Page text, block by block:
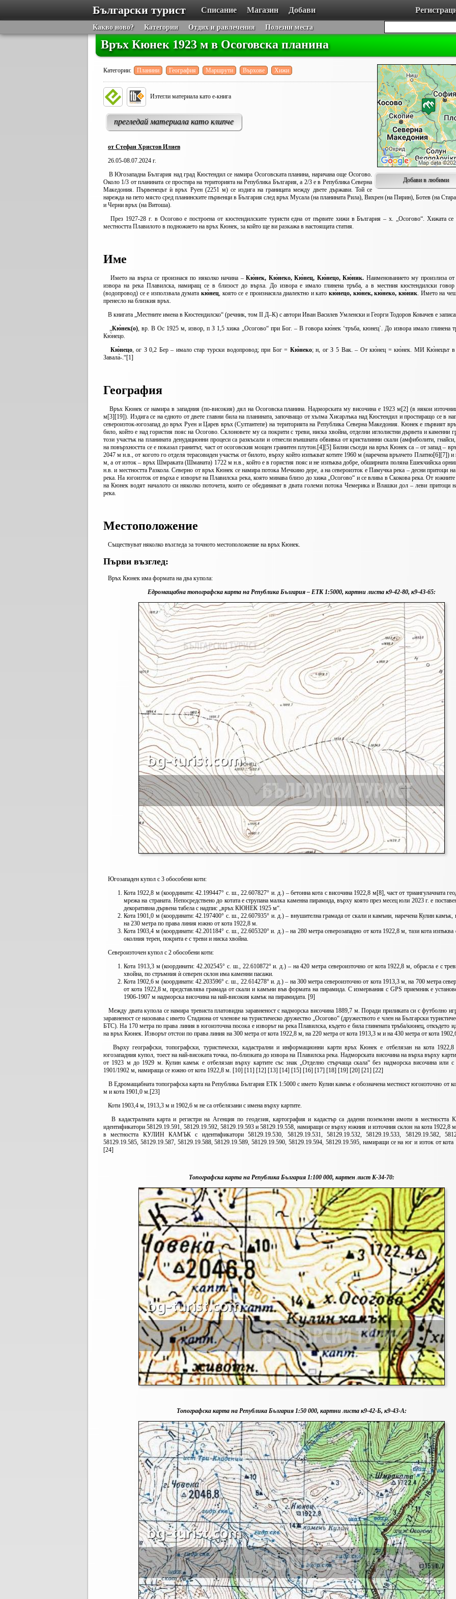
Български турист Списание Магазин Добави
Какво ново? Категории Отдих и равлечения Полезни места
Връх Кюнек 1923 м в Осоговска планина
Добави в любими
Категории: Планини География Маршрути Върхове Хижи
Изтегли материала като е-книга
прегледай материала като клипче
от Стефан Христов Илиев
26.05-08.07.2024 г.
В Югозападна България над град Кюстендил се намира Осоговската планина, наричана още Осогово.
Около 1/3 от планината се простира на територията на Република България, а 2/3 е в Република Северна
Македония. Първенецът ѝ връх Руен (2251 м) се издига на границата между двете държави. Той се
нарежда на пето място сред планинските първенци в България след връх Мусала (на планината Рила), Вихрен (на Пирин), Ботев (на
и Черни връх (на Витоша).
През 1927-28 г. в Осогово е построена от кюстендилските туристи една от първите хижи в България – х. „Осогово“. Хижата се
местността Плавилото в подножието на връх Кюнек, за който ще ви разкажа в настоящата статия.
Име
Името на върха се произнася по няколко начина – Кю̀нек, Кю̀неко, Кю̀нец, Кю̀нецо, Кю̀ник. Наименованието му произлиза
извора на река Плавилска, намиращ се в близост до върха. До извора е имало глинена тръба, а в местния кюстендилски говор
(водопровод) се е използвала думатакю̀нец, която се е произнасяла диалектно и катокю̀нецо, кю̀нек, кю̀неко, кю̀ник. Името на
пренесло на близкия връх.
В книгата „Местните имена в Кюстендилско“ (речник, том II Д–К) с автори Иван Василев Умленски и Георги Тодоров Ковачев е
„Кю̀нек(о), вр. В Ос 1925 м, извор, п З 1,5 хижа „Осогово“ при Бог. – В говора кю̀нек ‘тръба, кюнец`. До извора имало глинена
Кю̀нецо.
Кю̀нецо, ог З 0,2 Бер – имало стар турски водопровод; при Бог = Кю̀неко; н, ог З 5 Вак. – От кю̀нец = кю̀нек. МИ Кю̀нецът
Завала̀-.“[1]
География
Връх Кюнек се намира в западния (по-високия) дял на Осоговска планина. Надморската му височина е 1923 м[2] (в някои
м[3][19]). Издига се на едното от двете главни била на планината, започващо от хълма Хисарлъка над Кюстендил и простиращо се в
североизток-югозапад до връх Руен и Царев връх (Султантепе) на територията на Република Северна Македония. Кюнек е първият
било, който е над гористия пояс на Осогово. Склоновете му са покрити с треви, ниска хвойна, отделни иглолистни дървета и каменни
този участък на планината денудационни процеси са разкъсали и отнесли външната обвивка от кристалинни скали (амфиболити,
на повърхността се е показал гранитът, част от осоговския мощен гранитен плутон.[4][5] Билни съседи на връх Кюнек са – от запад –
2047 м н.в., от когото го отделя терасовиден участък от билото, върху който изпъкват котите 1960 м (наречена връхчето Платно[6][7]) и
м, а от изток – връх Шмраката (Шманата) 1722 м н.в., който е в гористия пояс и не изпъква добре, обширната поляна Ешекчийска
н.в. и местността Разкола. Северно от връх Кюнек се намира потока Мечкино дере, а на североизток е Памучка река – десни притоци на
река. На югоизток от върха е изворът на Плавилска река, която минава близо до хижа „Осогово“ и се влива в Скокова река. От южните
на Кюнек водят началото си няколко поточета, които се обединяват в двата големи потока Чемерика и Влашки дол – леви притоци
река.
Местоположение
Съществуват няколко възгледа за точното местоположение на връх Кюнек.
Първи възглед:
Връх Кюнек има формата на два купола:
Едромащабна топографска карта на Република България – ЕТК 1:5000, картни листа к9-42-80, к9-43-65:
Югозападен купол с 3 обособени коти:
Кота 1922,8 м (координати: 42.199447° с. ш., 22.607827° и. д.) – бетонна кота с височина 1922,8 м[8], част от триангулачната
мрежа на страната. Непосредствено до котата е струпана малка каменна пирамида, върху която през месец юли 2023 г. е
декоративна дървена табела с надпис „връх КЮНЕК 1925 м“.
Кота 1901,0 м (координати: 42.197400° с. ш., 22.607935° и. д.) – внушителна грамада от скали и камъни, наречена Кулин камък,
на 230 метра по права линия южно от кота 1922,8 м.
Кота 1903,4 м (координати: 42.201184° с. ш., 22.605320° и. д.) – на 280 метра северозападно от кота 1922,8 м, тази кота изпъква
околния терен, покрита е с треви и ниска хвойна.
Североизточен купол с 2 обособени коти:
Кота 1913,3 м (координати: 42.202545° с. ш., 22.610872° и. д.) – на 420 метра североизточно от кота 1922,8 м, обрасла е с
хвойна, по стръмния ѝ северен склон има каменни пасажи.
Кота 1902,6 м (координати: 42.203596° с. ш., 22.614278° и. д.) – на 300 метра североизточно от кота 1913,3 м, на 700 метра
от кота 1922,8 м, представлява грамада от скали и камъни във формата на пирамида. С измервания с GPS приемник е
1906-1907 м надморска височина на най-високия камък на пирамидата. [9]
Между двата купола се намира тревиста платовидна заравненост с надморска височина 1889,7 м. Поради приликата си с футболно
заравненост се назовава с името Стадиона от членове на туристическо дружество „Осогово“ (дружеството е член на Български
БТС). На 170 метра по права линия в югоизточна посока е изворът на река Плавилска, където е била глинената тръба/кюнец, откъдето
на връх Кюнек. Изворът отстои по права линия на 300 метра от кота 1922,8 м, на 220 метра от кота 1913,3 м и на 430 метра от кота
Върху географски, топографски, туристически, кадастрални и информационни карти връх Кюнек е отбелязан на кота
югозападния купол, тоест на най-високата точка, по-близката до извора на Плавилска река. Надморската височина на върха върху
от 1923 м до 1929 м. Кулин камък е отбелязан върху картите със знак „Отделно стърчаща скала“ без надморска височина или с
1901/1902 м, намираща се южно от кота 1922,8 м. [10] [11] [12] [13] [14] [15] [16] [17] [18] [19] [20] [21] [22]
В Едромащабната топографска карта на Република България ЕТК 1:5000 с името Кулин камък е обозначена местност югоизточно от
м и кота 1901,0 м.[23]
Коти 1903,4 м, 1913,3 м и 1902,6 м не са отбелязани с имена върху картите.
В кадастралната карта и регистри на Агенция по геодезия, картография и кадастър са дадени поземлени имоти в
идентификатори 58129.19.591, 58129.19.592, 58129.19.593 и 58129.19.558, намиращи се върху южния и източния склон на кота 1922,8
в местността КУЛИН КАМЪК с идентификатори 58129.19.530, 58129.19.531, 58129.19.532, 58129.19.533, 58129.19.582,
58129.19.585, 58129.19.587, 58129.19.588, 58129.19.589, 58129.19.590, 58129.19.594, 58129.19.595, намиращи се на юг и изток от
[24]
Топографска карта на Република България 1:100 000, картен лист K-34-70:
Топографска карта на Република България 1:50 000, картни листа к9-42-Б, к9-43-А: